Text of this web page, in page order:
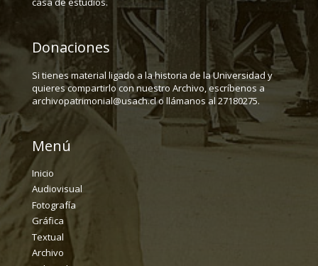
Donaciones
Si tienes material ligado a la historia de la Universidad y
quieres compartirlo con nuestro Archivo, escríbenos a
archivopatrimonial@usach.cl o llámanos al 27180275.
Menú
Inicio
Audiovisual
Fotografía
Gráfica
Textual
Archivo